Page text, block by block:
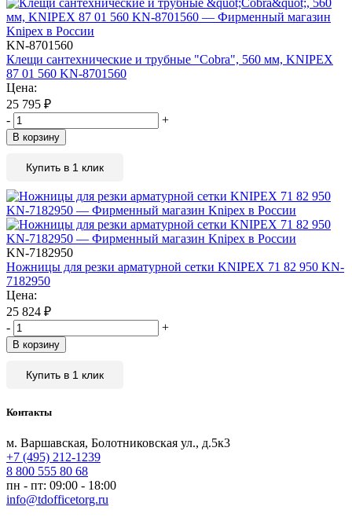
KN-8701560
Клещи сантехнические и трубные "Cobra", 560 мм, KNIPEX
87 01 560 KN-8701560
Цена:
25 795 ₽
-
+
В корзину
Купить в 1 клик
KN-7182950
Ножницы для резки арматурной сетки KNIPEX 71 82 950 KN-
7182950
Цена:
25 824 ₽
-
+
В корзину
Купить в 1 клик
Контакты
м. Варшавская, Болотниковская ул., д.5к3
+7 (495) 212-1239
8 800 555 80 68
пн - пт: 09:00 - 18:00
info@tdofficetorg.ru